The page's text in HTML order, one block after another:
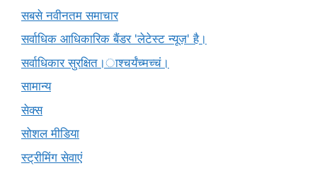
सबसे नवीनतम समाचार
सर्वाधिक आधिकारिक बैंडर 'लेटेस्ट न्यूज़' है।
सर्वाधिकार सुरक्षित।ाश्चर्यंच्मच्चं।
सामान्य
सेक्स
सोशल मीडिया
स्ट्रीमिंग सेवाएं